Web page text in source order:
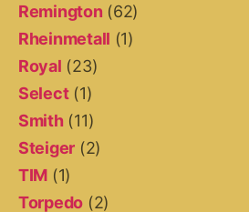
Remington (62)
Rheinmetall (1)
Royal (23)
Select(1)
Smith(11)
Steiger (2)
TIM (1)
Torpedo (2)